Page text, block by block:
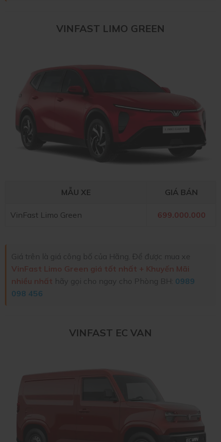
VINFAST LIMO GREEN
MẪU XE GIÁ BÁN
VinFast Limo Green 699.000.000
Giá trên là giá công bố của Hãng. Để được mua xe
VinFast Limo Green giá tốt nhất + Khuyến Mãi
nhiều nhất hãy gọi cho ngay cho Phòng BH: 0989
098 456
VINFAST EC VAN